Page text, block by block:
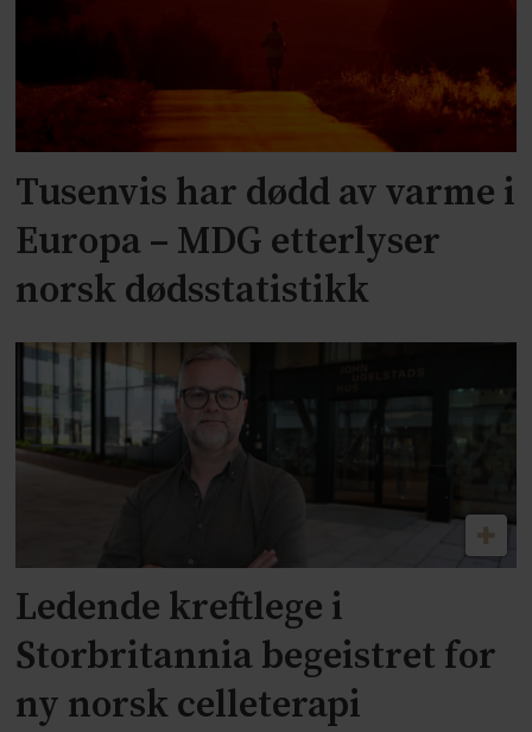
Tusenvis har dødd av varme i
Europa – MDG etterlyser
norsk dødsstatistikk
Ledende kreftlege i
Storbritannia begeistret for
ny norsk celleterapi